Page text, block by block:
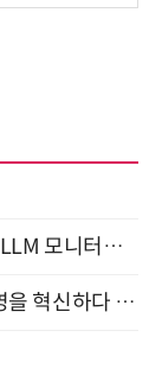
[올쇼TV] AI 시대의 옵저버빌리티: GPU·LLM 모니터링부터 AI 기반 장애 대응까지 (8/11 생방송)
[올쇼TV] AI 인프라를 관측하고, AI로 운영을 혁신하다 (8월 11일 생방송)